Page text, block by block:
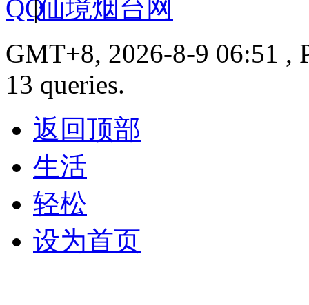
|仙境烟台网
GMT+8, 2026-8-9 06:51 ,
13 queries.
返回顶部
生活
轻松
设为首页